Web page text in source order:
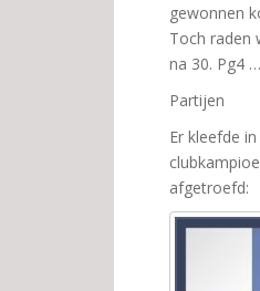
gewonnen
Toch raden
na 30. Pg4
Partijen
Er kleefde
afgetroefd: